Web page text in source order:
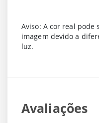
Aviso: A cor real
imagem devido a
luz.
Avaliações